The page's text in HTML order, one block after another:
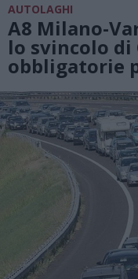
AUTOLAGHI
A8 Milano-
lo svincolo di
obbligatorie